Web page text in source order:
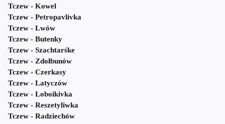
Tczew - Kowel
Tczew - Petropavlivka
Tczew - Lwów
Tczew - Butenky
Tczew - Szachtarśke
Tczew - Zdołbunów
Tczew - Czerkasy
Tczew - Latyczów
Tczew - Loboikivka
Tczew - Reszetyliwka
Tczew - Radziechów